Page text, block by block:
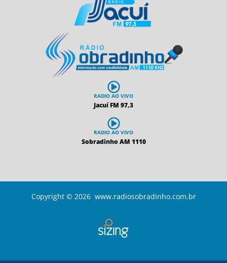
RADIO AO VIVO
Jacuí FM 97,3
RADIO AO VIVO
Sobradinho AM 1110
Copyright © 2026 www.radiosobradinho.com.br